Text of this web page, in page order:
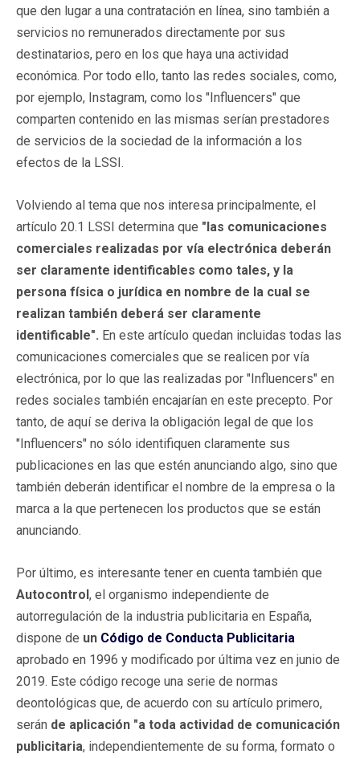
que den lugar a una contratación en línea, sino también a
servicios no remunerados directamente por sus
destinatarios, pero en los que haya una actividad
económica. Por todo ello, tanto las redes sociales, como,
por ejemplo, Instagram, como los "Influencers" que
comparten contenido en las mismas serían prestadores
de servicios de la sociedad de la información a los
efectos de la LSSI.
Volviendo al tema que nos interesa principalmente, el
artículo 20.1 LSSI determina que "las comunicaciones
comerciales realizadas por vía electrónica deberán
ser claramente identificables como tales, y la
persona física o jurídica en nombre de la cual se
realizan también deberá ser claramente
identificable". En este artículo quedan incluidas todas las
comunicaciones comerciales que se realicen por vía
electrónica, por lo que las realizadas por "Influencers" en
redes sociales también encajarían en este precepto. Por
tanto, de aquí se deriva la obligación legal de que los
"Influencers" no sólo identifiquen claramente sus
publicaciones en las que estén anunciando algo, sino que
también deberán identificar el nombre de la empresa o la
marca a la que pertenecen los productos que se están
anunciando.
Por último, es interesante tener en cuenta también que
Autocontrol, el organismo independiente de
autorregulación de la industria publicitaria en España,
dispone de un Código de Conducta Publicitaria
aprobado en 1996 y modificado por última vez en junio de
2019. Este código recoge una serie de normas
deontológicas que, de acuerdo con su artículo primero,
serán de aplicación "a toda actividad de comunicación
publicitaria, independientemente de su forma, formato o